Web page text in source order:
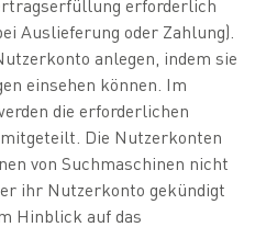
erforderlich
Auslieferung oder Zahlung).
anlegen, indem sie
einsehen können. Im
die erforderlichen
Die Nutzerkonten
von Suchmaschinen nicht
ihr Nutzerkonto gekündigt
Hinblick auf das